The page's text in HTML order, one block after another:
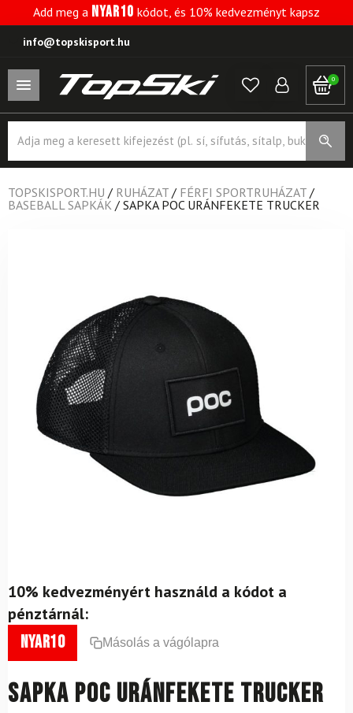
Add meg a NYAR10 kódot, és 10% kedvezményt kapsz
info@topskisport.hu
0
search
TOPSKISPORT.HU / RUHÁZAT / FÉRFI SPORTRUHÁZAT /
BASEBALL SAPKÁK / SAPKA POC URÁNFEKETE TRUCKER
10% kedvezményért használd a kódot a
pénztárnál:
nyar10 Másolás a vágólapra
Sapka POC Uránfekete Trucker